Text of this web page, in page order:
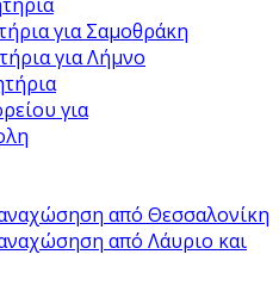
για Σαμοθράκη
για Λήμνο
για
από Θεσσαλονίκη
από Λάυριο και